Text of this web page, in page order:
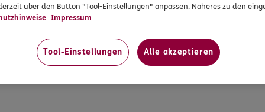
Daten
bestehen
über den Button "Tool-Einstellungen" anpassen. Näheres zu den
Impressum
Tool-Einstellungen Alle akzeptieren